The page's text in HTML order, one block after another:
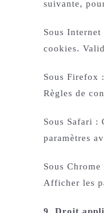
suivante,
Sous
cookies.
Sous Firefox
Règles de
Sous Safari :
paramètres
Sous
Afficher les